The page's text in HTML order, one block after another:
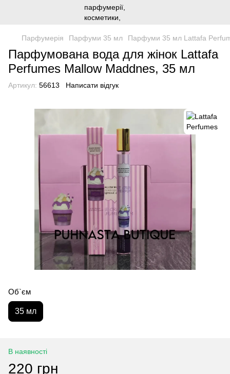
Парфумерія Парфуми 35 мл Парфуми 35 мл Lattafa
Парфумована вода для жінок Lattafa
Perfumes Mallow Maddnes, 35 мл
Артикул: 56613 Написати відгук
Об`єм
35 мл
В наявності
220 грн